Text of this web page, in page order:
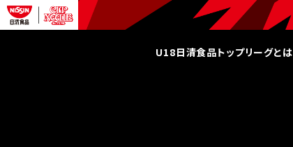
U18日清食品トップリーグとは